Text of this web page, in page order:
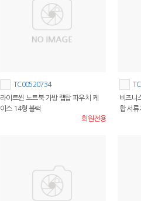
TC00520734
라이트씬 노트북 가방 랩탑 파우치 케
이스 14형 블랙
회원전용
비즈니
합 서류